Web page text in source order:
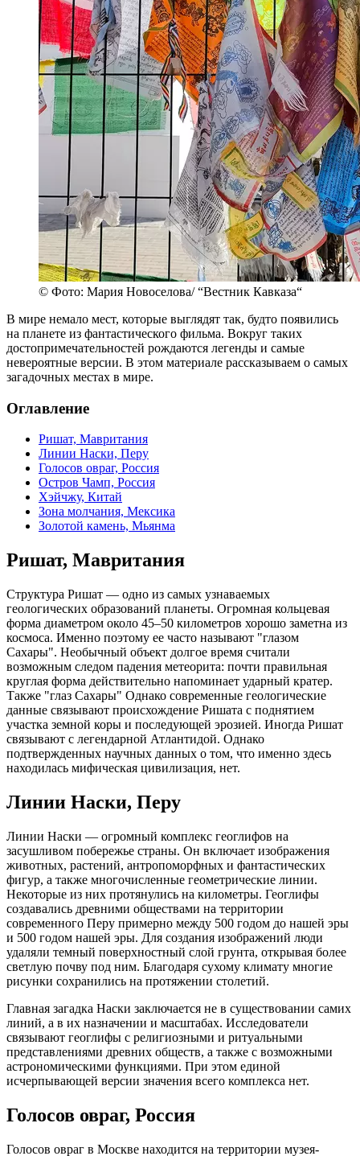
© Фото: Мария Новоселова/ “Вестник Кавказа“
В мире немало мест, которые выглядят так, будто появились
на планете из фантастического фильма. Вокруг таких
достопримечательностей рождаются легенды и самые
невероятные версии. В этом материале рассказываем о самых
загадочных местах в мире.
Оглавление
Ришат, Мавритания
Линии Наски, Перу
Голосов овраг, Россия
Остров Чамп, Россия
Хэйчжу, Китай
Зона молчания, Мексика
Золотой камень, Мьянма
Ришат, Мавритания
Структура Ришат — одно из самых узнаваемых
геологических образований планеты. Огромная кольцевая
форма диаметром около 45–50 километров хорошо заметна из
космоса. Именно поэтому ее часто называют "глазом
Сахары". Необычный объект долгое время считали
возможным следом падения метеорита: почти правильная
круглая форма действительно напоминает ударный кратер.
Также "глаз Сахары" Однако современные геологические
данные связывают происхождение Ришата с поднятием
участка земной коры и последующей эрозией. Иногда Ришат
связывают с легендарной Атлантидой. Однако
подтвержденных научных данных о том, что именно здесь
находилась мифическая цивилизация, нет.
Линии Наски, Перу
Линии Наски — огромный комплекс геоглифов на
засушливом побережье страны. Он включает изображения
животных, растений, антропоморфных и фантастических
фигур, а также многочисленные геометрические линии.
Некоторые из них протянулись на километры. Геоглифы
создавались древними обществами на территории
современного Перу примерно между 500 годом до нашей эры
и 500 годом нашей эры. Для создания изображений люди
удаляли темный поверхностный слой грунта, открывая более
светлую почву под ним. Благодаря сухому климату многие
рисунки сохранились на протяжении столетий.
Главная загадка Наски заключается не в существовании самих
линий, а в их назначении и масштабах. Исследователи
связывают геоглифы с религиозными и ритуальными
представлениями древних обществ, а также с возможными
астрономическими функциями. При этом единой
исчерпывающей версии значения всего комплекса нет.
Голосов овраг, Россия
Голосов овраг в Москве находится на территории музея-